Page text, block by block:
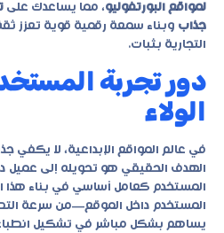
لمواقع البورتفوليو، مما يساعدك على
جذاب وبناء سمعة رقمية قوية تعزز
التجارية بثبات.
دور تجربة
الولاء
في عالم المواقع الإبداعية، لا يكفي
الهدف الحقيقي هو تحويله إلى عميل
المستخدم كعامل أساسي في بناء هذا
المستخدم داخل الموقع—من سرعة
يساهم بشكل مباشر في تشكيل